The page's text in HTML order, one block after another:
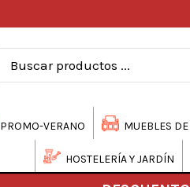
PROMO-VERANO MUEBLES
HOSTELERÍA Y JARDÍN